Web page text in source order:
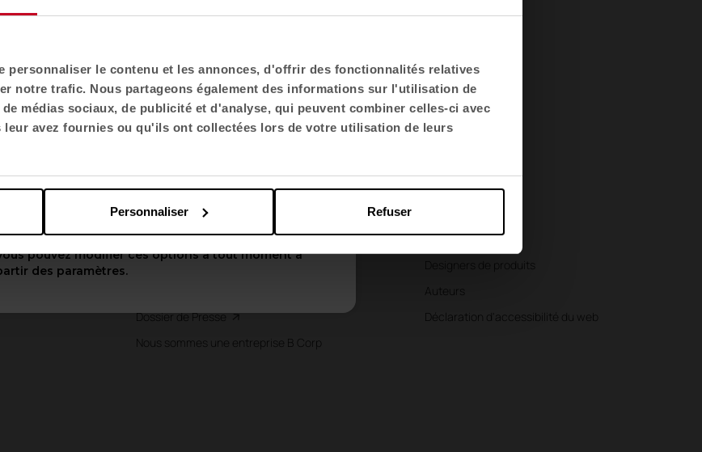
personnaliser le contenu et les annonces, d'offrir des fonctionnalités relatives
notre trafic. Nous partageons également des informations sur l'utilisation de
médias sociaux, de publicité et d'analyse, qui peuvent combiner celles-ci avec
avez fournies ou qu'ils ont collectées lors de votre utilisation de leurs
Refuser
Personnaliser
Nous
Parc Technologique
Life Friendly Spaces
Emploi
Présentation corporative
Dossier de Presse
Nous sommes une entreprise B Corp
Tout sur Actiu
Ressources
Durabilité
Designers de produits
Auteurs
Déclaration d'accessibilité du web
États-Unis
Choisir la langue
Appliquer
pouvez modifier ces options à tout moment à
des paramètres.